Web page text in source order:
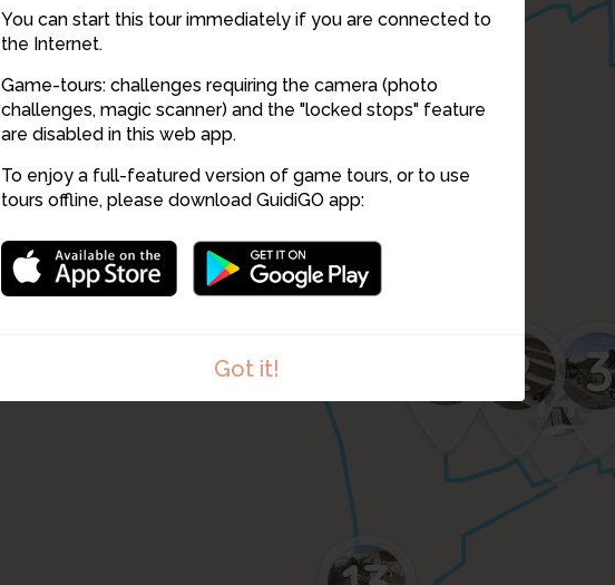
You can start this tour immediately if you are connected to
the Internet.
Game-tours: challenges requiring the camera (photo
challenges, magic scanner) and the "locked stops" feature
are disabled in this web app.
To enjoy a full-featured version of game tours, or to use
tours offline, please download GuidiGO app:
Got it! 14
12
11 10
3
2